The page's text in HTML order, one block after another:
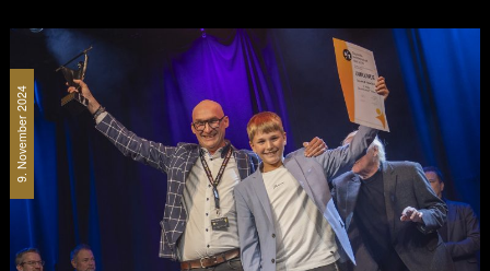
9. November 2024